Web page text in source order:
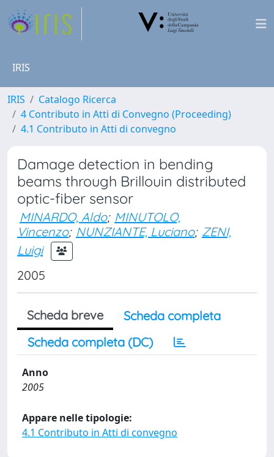
IRIS
IRIS
Catalogo Ricerca
4 Contributo in Atti di Convegno (Proceeding)
4.1 Contributo in Atti di convegno
Damage detection in bending
beams through Brillouin distributed
optic-fiber sensor
MINARDO, Aldo; MINUTOLO,
Vincenzo; NUNZIANTE, Luciano; ZENI,
Luigi
2005
Scheda breve
Scheda completa
Scheda completa (DC)
Anno
2005
Appare nelle tipologie:
4.1 Contributo in Atti di convegno